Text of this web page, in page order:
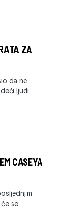
ZA
da ne
ljudi
CASEYA
se